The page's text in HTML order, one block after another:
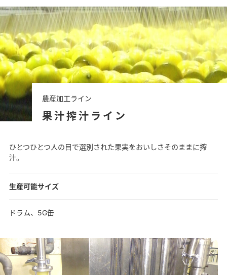
農産加工ライン
果汁搾汁ライン
ひとつひとつ人の目で選別された果実をおいしさそのままに搾
汁。
生産可能サイズ
ドラム、5G缶